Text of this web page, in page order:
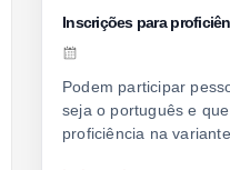
Inscrições para
Podem participar
seja o português e
proficiência na